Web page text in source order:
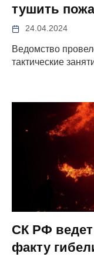
тушить
24.04.2024
Ведомство
тактические
СК РФ ведет
факту